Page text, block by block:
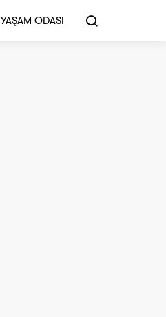
YAŞAM ODASI